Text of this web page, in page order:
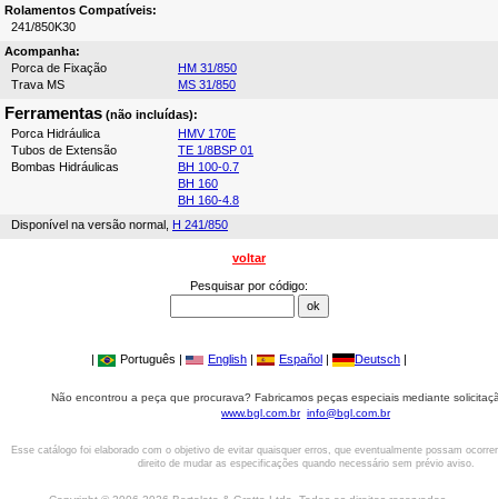
Rolamentos Compatíveis:
241/850K30
Acompanha:
Porca de Fixação
HM 31/850
Trava MS
MS 31/850
Ferramentas (não incluídas):
Porca Hidráulica
HMV 170E
Tubos de Extensão
TE 1/8BSP 01
Bombas Hidráulicas
BH 100-0.7
BH 160
BH 160-4.8
Disponível na versão normal, H 241/850
voltar
Pesquisar por código:
| Português | English | Español | Deutsch |
Não encontrou a peça que procurava? Fabricamos peças especiais mediante
www.bgl.com.br info@bgl.com.br
Esse catálogo foi elaborado com o objetivo de evitar quaisquer erros, que eventualmente possam
direito de mudar as especificações quando necessário sem prévio aviso.